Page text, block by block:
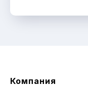
Компания